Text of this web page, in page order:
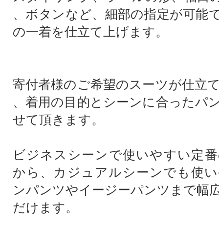
、ボタンなど、細部の指定が可能
の一着を仕立て上げます。
寄付者様のご希望のスーツが仕立
、着用の目的とシーンに合ったパ
せて頂きます。
ビジネスシーンで使いやすい定
から、カジュアルシーンでも使
ンパンツやイージーパンツまで幅
だけます。